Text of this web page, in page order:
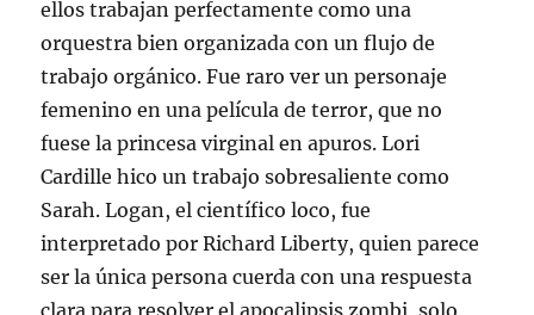
ellos trabajan perfectamente como una
orquestra bien organizada con un flujo de
trabajo orgánico. Fue raro ver un personaje
femenino en una película de terror, que no
fuese la princesa virginal en apuros. Lori
Cardille hico un trabajo sobresaliente como
Sarah. Logan, el científico loco, fue
interpretado por Richard Liberty, quien parece
ser la única persona cuerda con una respuesta